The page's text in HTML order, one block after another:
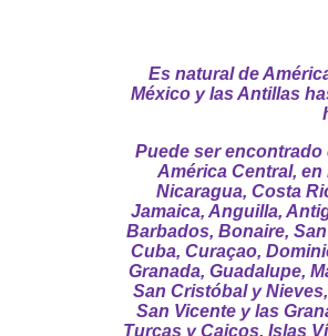
Es natural de
México y las Antillas
Puede ser encontrado
América Central,
Nicaragua, Costa
Jamaica, Anguilla,
Barbados, Bonaire,
Cuba, Curaçao,
Granada, Guadalupe,
San Cristóbal y
San Vicente y las
Turcas y Caicos, Islas